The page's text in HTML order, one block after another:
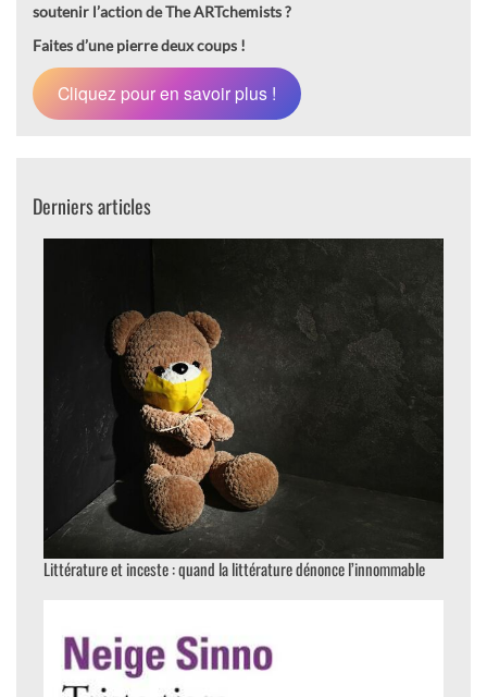
soutenir l’action de The ARTchemists ?
Faites d’une pierre deux coups !
Cliquez pour en savoir plus !
Derniers articles
Littérature et inceste : quand la littérature dénonce l’innommable